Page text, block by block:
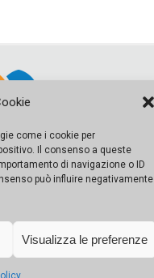
come i cookie per
Il consenso a queste
di navigazione o ID
può influire negativamente
Visualizza le preferenze